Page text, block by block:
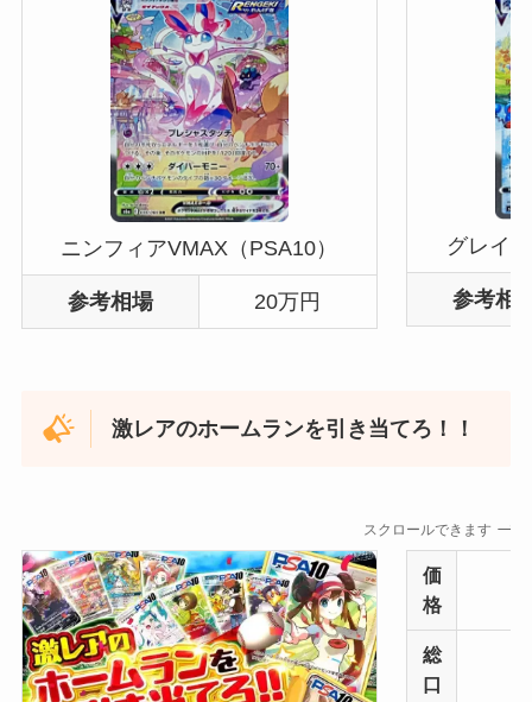
ニンフィアVMAX（PSA10）
参考相場 20万円
グレイ
参考相
激レアのホームランを引き当てろ！！
スクロールできます
価
格
総
口